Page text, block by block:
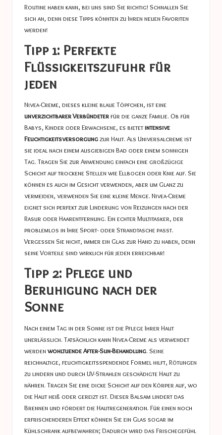
Routine haben kann, bei uns sind Sie richtig! Schnallen Sie
sich an, denn diese Tipps könnten zu Ihren neuen Favoriten
werden!
Tipp 1: Perfekte
Flüssigkeitszufuhr für
jeden
Nivea-Creme, dieses kleine blaue Töpfchen, ist eine
unverzichtbarer Verbündeterfür die ganze Familie. Ob für
Babys, Kinder oder Erwachsene, es bietetintensive
Feuchtigkeitsversorgungzur Haut. Als Universalcreme ist
sie ideal nach einem ausgiebigen Bad oder einem sonnigen
Tag. Tragen Sie zur Anwendung einfach eine großzügige
Schicht auf trockene Stellen wie Ellbogen oder Knie auf. Sie
können es auch im Gesicht verwenden, aber um Glanz zu
vermeiden, verwenden Sie eine kleine Menge. Nivea-Creme
eignet sich perfekt zur Linderung von Reizungen nach der
Rasur oder Haarentfernung. Ein echter Multitasker, der
problemlos in Ihre Sport- oder Strandtasche passt.
Vergessen Sie nicht, immer ein Glas zur Hand zu haben, denn
seine Vorteile sind wirklich für jeden erreichbar!
Tipp 2: Pflege und
Beruhigung nach der
Sonne
Nach einem Tag in der Sonne ist die Pflege Ihrer Haut
unerlässlich. Tatsächlich kann Nivea-Creme als verwendet
werdenwohltuende After-Sun-Behandlung. Seine
reichhaltige, feuchtigkeitsspendende Formel hilft, Rötungen
zu lindern und durch UV-Strahlen geschädigte Haut zu
nähren. Tragen Sie eine dicke Schicht auf den Körper auf, wo
die Haut heiß oder gereizt ist. Dieser Balsam lindert das
Brennen und fördert die Hautregeneration. Für einen noch
erfrischenderen Effekt können Sie ein Glas sogar im
Kühlschrank aufbewahren; Dadurch wird das Frischegefühl